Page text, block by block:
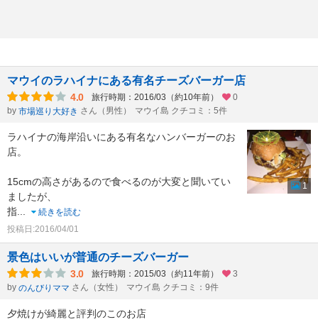
マウイのラハイナにある有名チーズバーガー店
4.0 旅行時期：2016/03（約10年前）
0
by 市場巡り大好き さん（男性） マウイ島 クチコミ：5件
ラハイナの海岸沿いにある有名なハンバーガーのお
店。
15cmの高さがあるので食べるのが大変と聞いてい
ましたが、
指...
続きを読む
投稿日:2016/04/01
1
景色はいいが普通のチーズバーガー
3.0 旅行時期：2015/03（約11年前）
3
by のんびりママ さん（女性） マウイ島 クチコミ：9件
夕焼けが綺麗と評判のこのお店